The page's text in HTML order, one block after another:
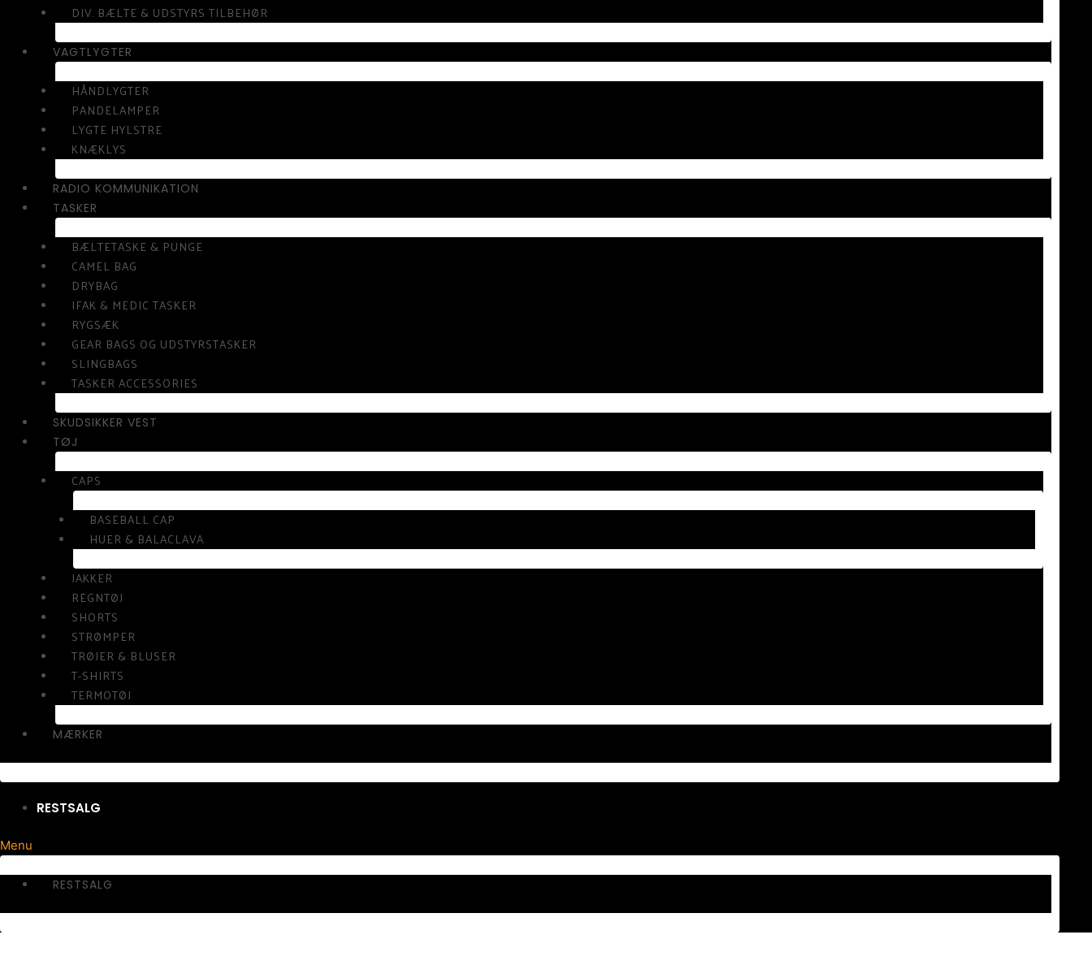
DIV. BÆLTE & UDSTYRS TILBEHØR
VAGTLYGTER
HÅNDLYGTER
PANDELAMPER
LYGTE HYLSTRE
KNÆKLYS
RADIO KOMMUNIKATION
TASKER
BÆLTETASKE & PUNGE
CAMEL BAG
DRYBAG
IFAK & MEDIC TASKER
RYGSÆK
GEAR BAGS OG UDSTYRSTASKER
SLINGBAGS
TASKER ACCESSORIES
SKUDSIKKER VEST
TØJ
CAPS
BASEBALL CAP
HUER & BALACLAVA
JAKKER
REGNTØJ
SHORTS
STRØMPER
TRØJER & BLUSER
T-SHIRTS
TERMOTØJ
MÆRKER
RESTSALG
Menu
RESTSALG